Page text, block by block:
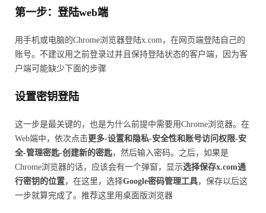
第一步：登陆web端
用手机或电脑的Chrome浏览器登陆x.com，在网页端登陆自己的
账号。不建议用之前登录过并且保持登陆状态的客户端，因为客
户端可能缺少下面的步骤
设置密钥登陆
这一步是最关键的，也是为什么前提中需要用Chrome浏览器。在
Web端中，依次点击 更多-设置和隐私-安全性和账号访问权限-安
全-管理密匙-创建新的密匙，然后输入密码。之后，如果是
Chrome浏览器的话，应该会有一个弹窗，显示选择保存x.com通
行密钥的位置，在这里，选择Google密码管理工具，保存以后这
一步就算完成了。推荐这里用桌面版浏览器